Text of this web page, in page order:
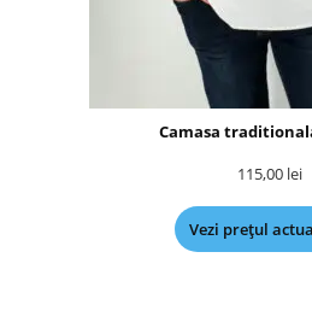
Camasa
115,00 lei
Vezi prețul